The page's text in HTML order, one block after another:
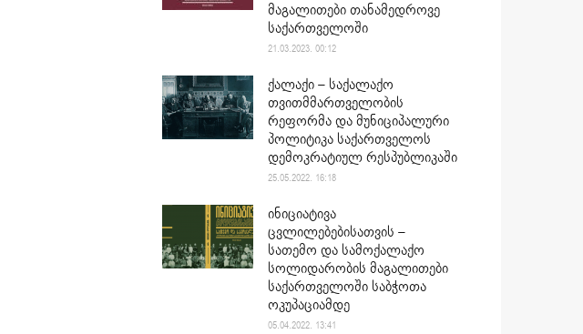
მაგალითები თანამედროვე
საქართველოში
21.03.2023. 00:12
ქალაქი – საქალაქო
თვითმმართველობის
რეფორმა და მუნიციპალური
პოლიტიკა საქართველოს
დემოკრატიულ რესპუბლიკაში
25.05.2022. 16:18
ინიციატივა
ცვლილებებისათვის –
სათემო და სამოქალაქო
სოლიდარობის მაგალითები
საქართველოში საბჭოთა
ოკუპაციამდე
05.04.2022. 13:41